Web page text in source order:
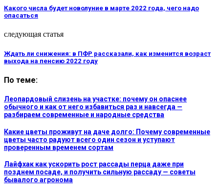
Какого числа будет новолуние в марте 2022 года, чего надо
опасаться
следующая статья
Ждать ли снижения: в ПФР рассказали, как изменится возраст
выхода на пенсию 2022 году
По теме:
Леопардовый слизень на участке: почему он опаснее
обычного и как от него избавиться раз и навсегда —
разбираем современные и народные средства
Какие цветы проживут на даче долго: Почему современные
цветы часто радуют всего один сезон и уступают
проверенным временем сортам
Лайфхак как ускорить рост рассады перца даже при
позднем посаде, и получить сильную рассаду — советы
бывалого агронома